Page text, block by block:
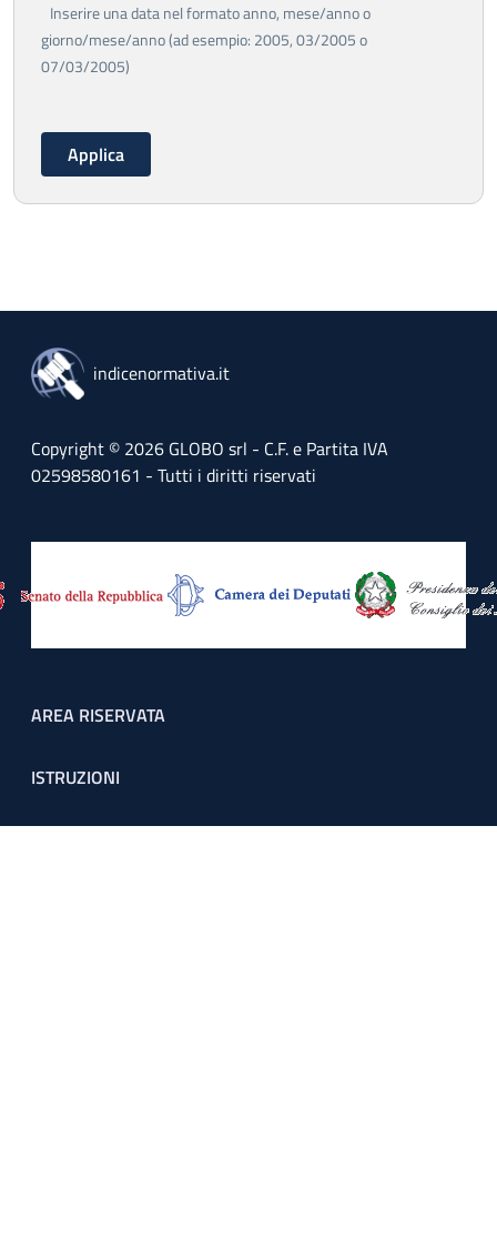
Inserire una data nel formato anno, mese/anno o
giorno/mese/anno (ad esempio: 2005, 03/2005 o
07/03/2005)
indicenormativa.it
Copyright © 2026 GLOBO srl - C.F. e Partita IVA
02598580161 - Tutti i diritti riservati
Footer menu
AREA RISERVATA
ISTRUZIONI